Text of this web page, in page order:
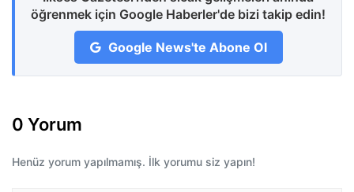
öğrenmek için Google Haberler'de bizi takip edin!
Google News'te Abone Ol
0 Yorum
Henüz yorum yapılmamış. İlk yorumu siz yapın!